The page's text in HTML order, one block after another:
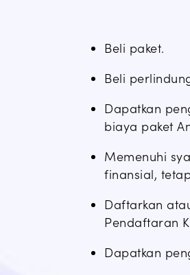
Beli paket.
Beli
Dapatkan
biaya paket
Memenuhi
finansial,
Daftarkan
Pendaftaran
Dapatkan